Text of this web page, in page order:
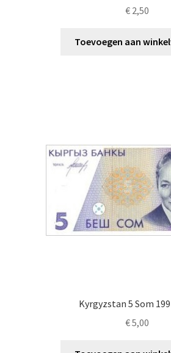
€2,50
Toevoegen aan
Kyrgyzstan 5 Som
€5,00